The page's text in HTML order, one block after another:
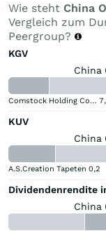
Wie steht China
Vergleich zum
Peergroup?
KGV
China
Comstock Holding Companies Registered (A)
KUV
China
A.S.Creation Tapeten 0,2
Dividendenrendite
China